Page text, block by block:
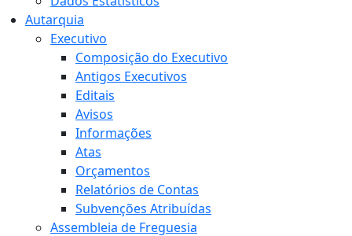
Autarquia
Executivo
Composição do Executivo
Antigos Executivos
Editais
Avisos
Informações
Atas
Orçamentos
Relatórios de Contas
Subvenções Atribuídas
Assembleia de Freguesia